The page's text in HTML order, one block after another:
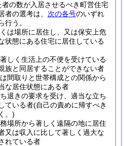
者の数が入居させるべき町営住宅
者の選考は、 次の各号のいずれ
行う。
は場所に居住し、又は保安上危
状態にある住宅に居住している
しく生活上の不便を受けている
族と同居することができない者
間取りと世帯構成との関係から
な居住状態にある者
退きの要求を受け、適当な立ち
ている者(自己の責めに帰すべき
。)
場所から著しく遠隔の地に居住
又は収入に比して著しく過大な
れている者